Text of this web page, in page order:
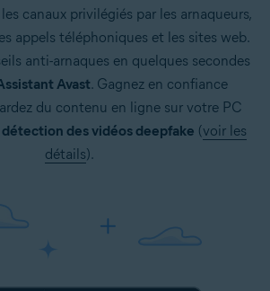
canaux privilégiés par les arnaqueurs,
appels téléphoniques et les sites web.
anti-arnaques en quelques secondes
Avast. Gagnez en confiance
du contenu en ligne sur votre PC
détection des vidéos deepfake (voir les
détails).